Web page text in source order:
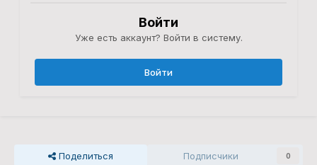
Войти
Уже есть аккаунт? Войти в систему.
Войти
Поделиться Подписчики 0